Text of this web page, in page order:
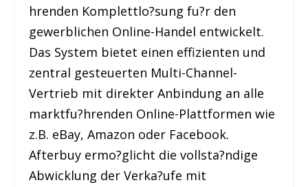
hrenden Komplettlo?sung fu?r den
gewerblichen Online-Handel entwickelt.
Das System bietet einen effizienten und
zentral gesteuerten Multi-Channel-
Vertrieb mit direkter Anbindung an alle
marktfu?hrenden Online-Plattformen wie
z.B. eBay, Amazon oder Facebook.
Afterbuy ermo?glicht die vollsta?ndige
Abwicklung der Verka?ufe mit